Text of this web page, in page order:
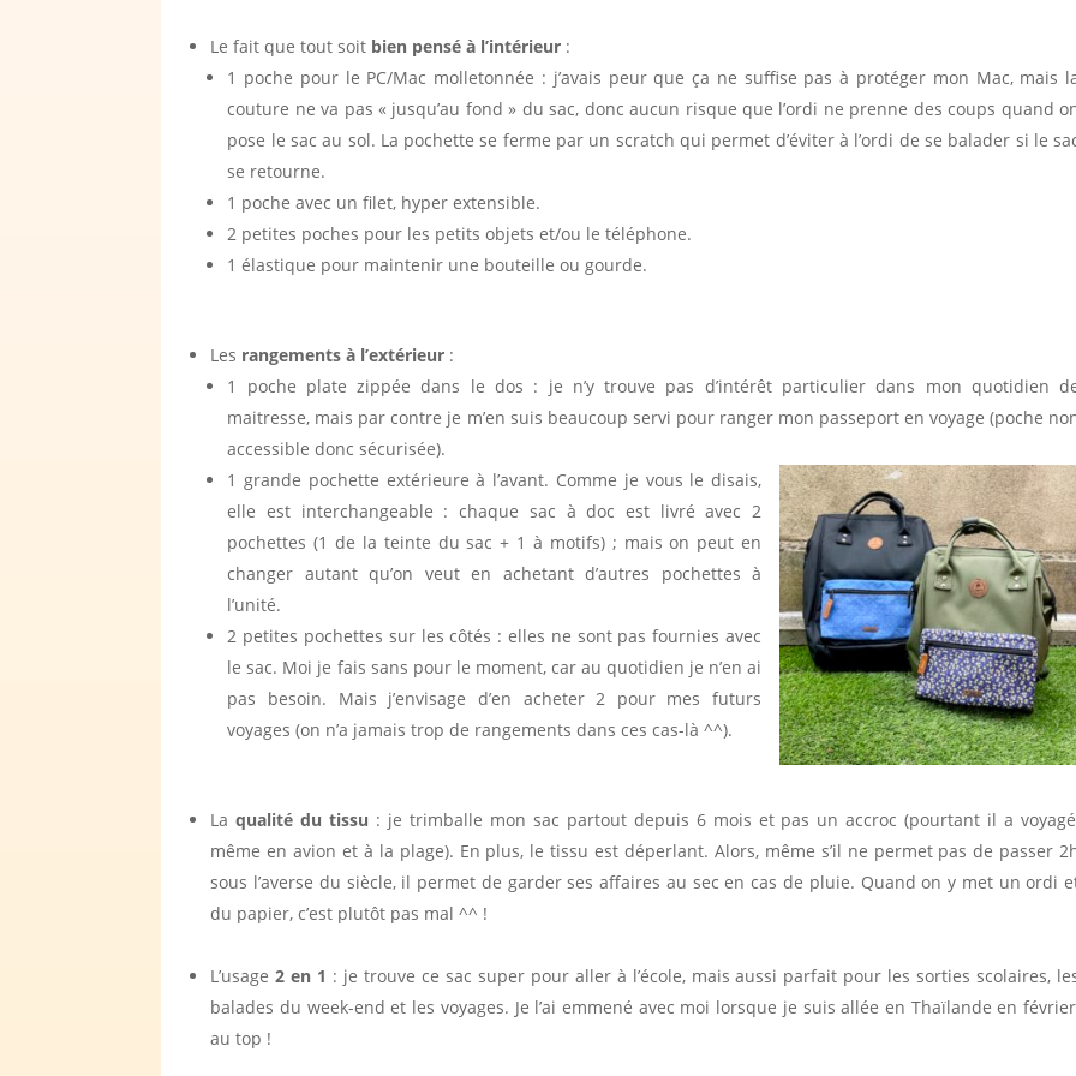
Le fait que tout soit bien pensé à l’intérieur :
1 poche pour le PC/Mac molletonnée : j’avais peur que ça ne suffise pas à protéger mon Mac, mais
couture ne va pas « jusqu’au fond » du sac, donc aucun risque que l’ordi ne prenne des coups quand
pose le sac au sol. La pochette se ferme par un scratch qui permet d’éviter à l’ordi de se balader si le
se retourne.
1 poche avec un filet, hyper extensible.
2 petites poches pour les petits objets et/ou le téléphone.
1 élastique pour maintenir une bouteille ou gourde.
Les rangements à l’extérieur :
1 poche plate zippée dans le dos : je n’y trouve pas d’intérêt particulier dans mon quotidien
maitresse, mais par contre je m’en suis beaucoup servi pour ranger mon passeport en voyage (poche
accessible donc sécurisée).
1 grande pochette extérieure à l’avant. Comme je vous le disais,
elle est interchangeable : chaque sac à doc est livré avec 2
pochettes (1 de la teinte du sac + 1 à motifs) ; mais on peut en
changer autant qu’on veut en achetant d’autres pochettes à
l’unité.
2 petites pochettes sur les côtés : elles ne sont pas fournies avec
le sac. Moi je fais sans pour le moment, car au quotidien je n’en ai
pas besoin. Mais j’envisage d’en acheter 2 pour mes futurs
voyages (on n’a jamais trop de rangements dans ces cas-là ^^).
Laqualité du tissu : je trimballe mon sac partout depuis 6 mois et pas un accroc (pourtant il a
même en avion et à la plage). En plus, le tissu est déperlant. Alors, même s’il ne permet pas de passer
sous l’averse du siècle, il permet de garder ses affaires au sec en cas de pluie. Quand on y met un ordi
du papier, c’est plutôt pas mal ^^ !
L’usage2 en 1 : je trouve ce sac super pour aller à l’école, mais aussi parfait pour les sorties scolaires,
balades du week-end et les voyages. Je l’ai emmené avec moi lorsque je suis allée en Thaïlande en
au top !